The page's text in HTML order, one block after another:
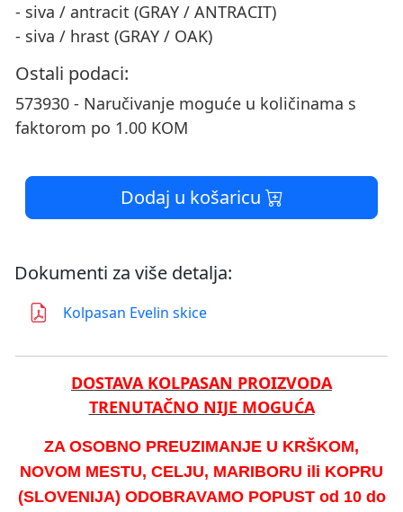
- siva / antracit (GRAY / ANTRACIT)
- siva / hrast (GRAY / OAK)
Ostali podaci:
573930 - Naručivanje moguće u količinama s
faktorom po 1.00 KOM
Dodaj u košaricu
Dokumenti za više detalja:
Kolpasan Evelin skice
DOSTAVA KOLPASAN PROIZVODA
TRENUTAČNO NIJE MOGUĆA
ZA OSOBNO PREUZIMANJE U KRŠKOM,
NOVOM MESTU, CELJU, MARIBORU ili KOPRU
(SLOVENIJA) ODOBRAVAMO POPUST od 10 do